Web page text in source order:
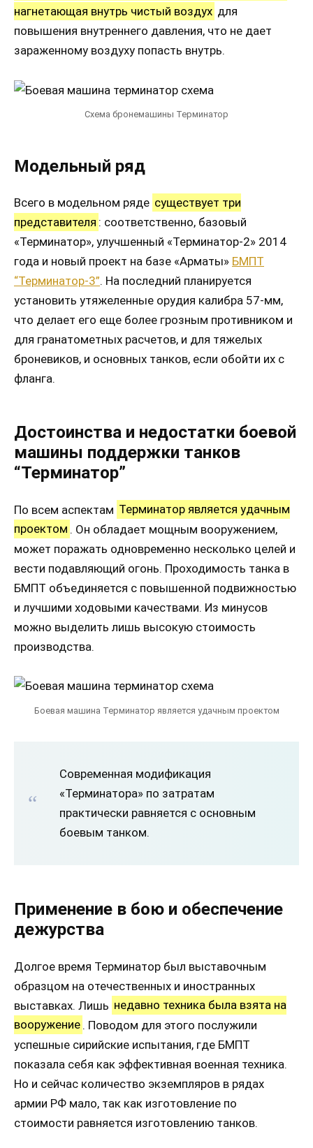
нагнетающая внутрь чистый воздух для
повышения внутреннего давления, что не дает
зараженному воздуху попасть внутрь.
Схема бронемашины Терминатор
Модельный ряд
Всего в модельном ряде существует три
представителя : соответственно, базовый
«Терминатор», улучшенный «Терминатор-2» 2014
года и новый проект на базе «Арматы» БМПТ
“Терминатор-3”. На последний планируется
установить утяжеленные орудия калибра 57-мм,
что делает его еще более грозным противником и
для гранатометных расчетов, и для тяжелых
броневиков, и основных танков, если обойти их с
фланга.
Достоинства и недостатки боевой
машины поддержки танков
“Терминатор”
По всем аспектам Терминатор является удачным
проектом . Он обладает мощным вооружением,
может поражать одновременно несколько целей и
вести подавляющий огонь. Проходимость танка в
БМПТ объединяется с повышенной подвижностью
и лучшими ходовыми качествами. Из минусов
можно выделить лишь высокую стоимость
производства.
Боевая машина Терминатор является удачным проектом
Современная модификация
«Терминатора» по затратам
практически равняется с основным
боевым танком.
Применение в бою и обеспечение
дежурства
Долгое время Терминатор был выставочным
образцом на отечественных и иностранных
выставках. Лишь недавно техника была взята на
вооружение . Поводом для этого послужили
успешные сирийские испытания, где БМПТ
показала себя как эффективная военная техника.
Но и сейчас количество экземпляров в рядах
армии РФ мало, так как изготовление по
стоимости равняется изготовлению танков.